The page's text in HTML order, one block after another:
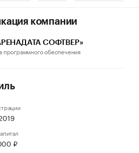
компании
СОФТВЕР»
программного обеспечения
₽